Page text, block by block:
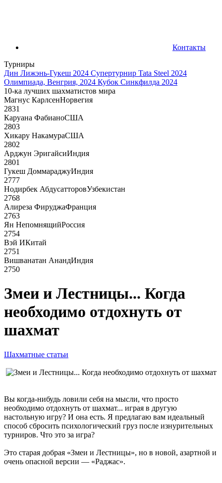
Контакты
Турниры
Дин Лижэнь-Гукеш 2024 Супертурнир Tata Steel 2024
Олимпиада, Венгрия, 2024 Кубок Синкфилда 2024
10-ка лучших шахматистов мира
Магнус КарлсенНорвегия
2831
Каруана ФабианоСША
2803
Хикару НакамураСША
2802
Арджун ЭригайсиИндия
2801
Гукеш ДоммараджуИндия
2777
Нодирбек АбдусатторовУзбекистан
2768
Алиреза ФируджаФранция
2763
Ян НепомнящийРоссия
2754
Вэй ИКитай
2751
Вишванатан АнандИндия
2750
Змеи и Лестницы... Когда
необходимо отдохнуть от
шахмат
Шахматные статьи
Вы когда-нибудь ловили себя на мысли, что просто
необходимо отдохнуть от шахмат... играя в другую
настольную игру? И она есть. Я предлагаю вам идеальный
способ сбросить психологический груз после изнурительных
турниров. Что это за игра?
Это старая добрая «Змеи и Лестницы», но в новой, азартной и
очень опасной версии — «Раджас».